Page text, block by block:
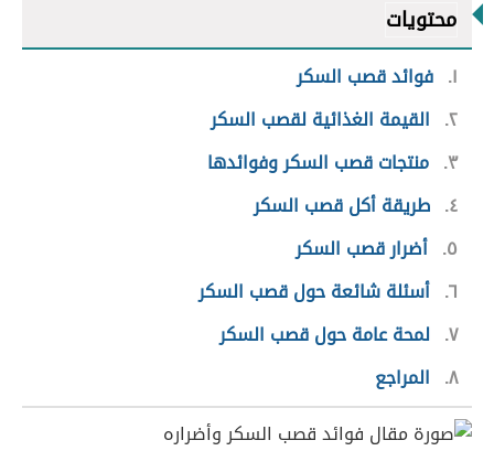
محتويات
١ فوائد قصب السكر
٢ القيمة الغذائية لقصب السكر
٣ منتجات قصب السكر وفوائدها
٤ طريقة أكل قصب السكر
٥ أضرار قصب السكر
٦ أسئلة شائعة حول قصب السكر
٧ لمحة عامة حول قصب السكر
٨ المراجع